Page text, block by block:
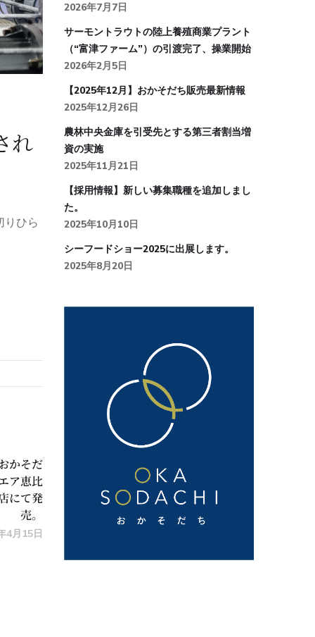
れ
りひら
かそだ
ア恵比
にて発
売。
4月15日
2026年7月7日
サーモントラウトの陸上養殖商業プラント
（“富津ファーム”）の引渡完了、操業開始
2026年2月5日
【2025年12月】おかそだち販売最新情報
2025年12月26日
農林中央金庫を引受先とする第三者割当増
資の実施
2025年11月21日
【採用情報】新しい募集職種を追加しまし
た。
2025年10月10日
シーフードショー2025に出展します。
2025年8月20日